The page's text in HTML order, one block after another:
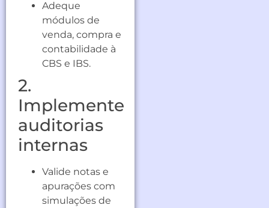
Adeque
módulos de
venda, compra e
contabilidade à
CBS e IBS.
2.
Implemente
auditorias
internas
Valide notas e
apurações com
simulações de